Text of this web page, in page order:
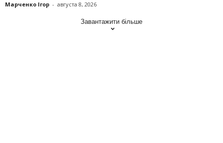
Марченко Ігор - августа 8, 2026
Завантажити більше